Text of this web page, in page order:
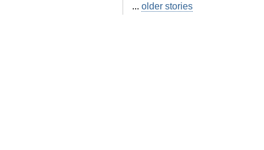
... older stories